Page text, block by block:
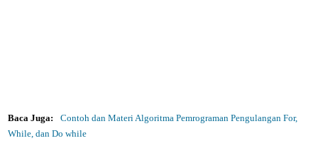
Baca Juga:
Contoh dan Materi Algoritma Pemrograman Pengulangan For,
While, dan Do while